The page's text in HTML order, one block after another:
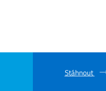
Stáhnout